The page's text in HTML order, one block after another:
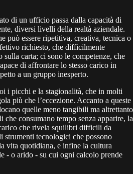
di un ufficio passa dalla capacità di
diversi livelli della realtà aziendale.
può essere ripetitiva, creativa, tecnica o
richiesto, che difficilmente
carta; ci sono le competenze, che
di affrontare lo stesso carico in
a un gruppo inesperto.
i picchi e la stagionalità, che in molti
più che l’eccezione. Accanto a queste
quelle meno tangibili ma altrettanto
consumano tempo senza apparire, la
che rivela squilibri difficili da
strumenti tecnologici che possono
vita quotidiana, e infine la cultura
- o arido - su cui ogni calcolo prende